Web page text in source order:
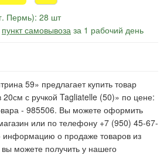
Пермь): 28 шт
пункт самовывоза за 1 рабочий день
59» предлагает купить товар
с ручкой Tagliatelle (50)» по цене:
- 985506. Вы можете оформить
или по телефону +7 (950) 45-67-
о продаже товаров из
вы можете получить у нашего